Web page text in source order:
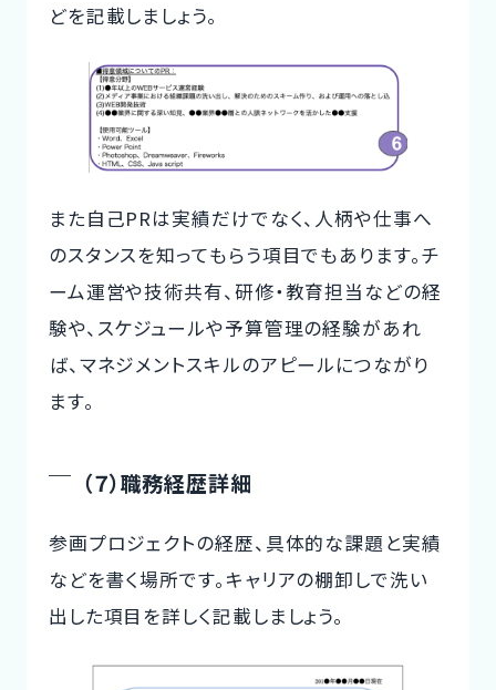
どを記載しましょう。
また自己PRは実績だけでなく、人柄や仕事へ
のスタンスを知ってもらう項目でもあります。チ
ーム運営や技術共有、研修・教育担当などの経
験や、スケジュールや予算管理の経験があれ
ば、マネジメントスキルのアピールにつながり
ます。
（７）職務経歴詳細
参画プロジェクトの経歴、具体的な課題と実績
などを書く場所です。キャリアの棚卸しで洗い
出した項目を詳しく記載しましょう。